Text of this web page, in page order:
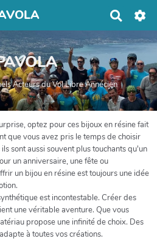
c
h
r
c
h
e
r
Acteurs du Vol Libre Annécien
optez pour ces bijoux en résine fait
que vous avez pris le temps de choisir
sont aussi souvent plus touchants qu'un
un anniversaire, une fête ou
un bijou en résine est toujours une idée
est incontestable. Créer des
une véritable aventure. Que vous
propose une infinité de choix. Des
à toutes vos créations.